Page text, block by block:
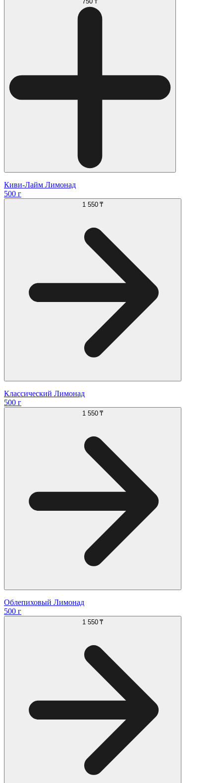
Киви-Лайм Лимонад
500 г
1 550 ₸
Классический Лимонад
500 г
1 550 ₸
Облепиховый Лимонад
500 г
1 550 ₸